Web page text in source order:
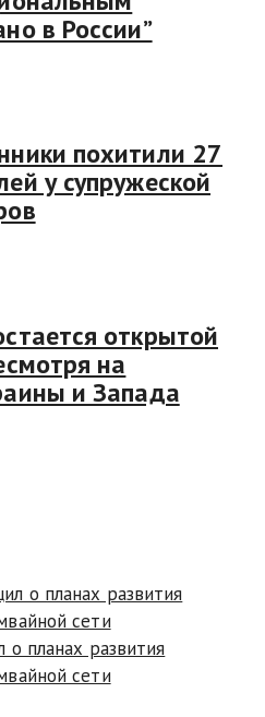
в России”
похитили 27
у супружеской
открытой
на
и Запада
о планах развития
сети